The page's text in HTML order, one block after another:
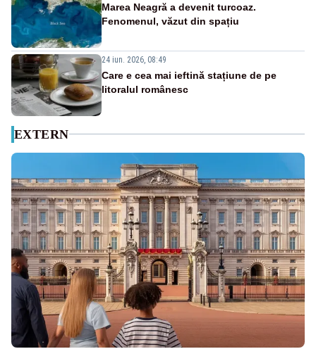
Marea Neagră a devenit turcoaz.
Fenomenul, văzut din spațiu
24 iun. 2026, 08:49
Care e cea mai ieftină stațiune de pe
litoralul românesc
EXTERN